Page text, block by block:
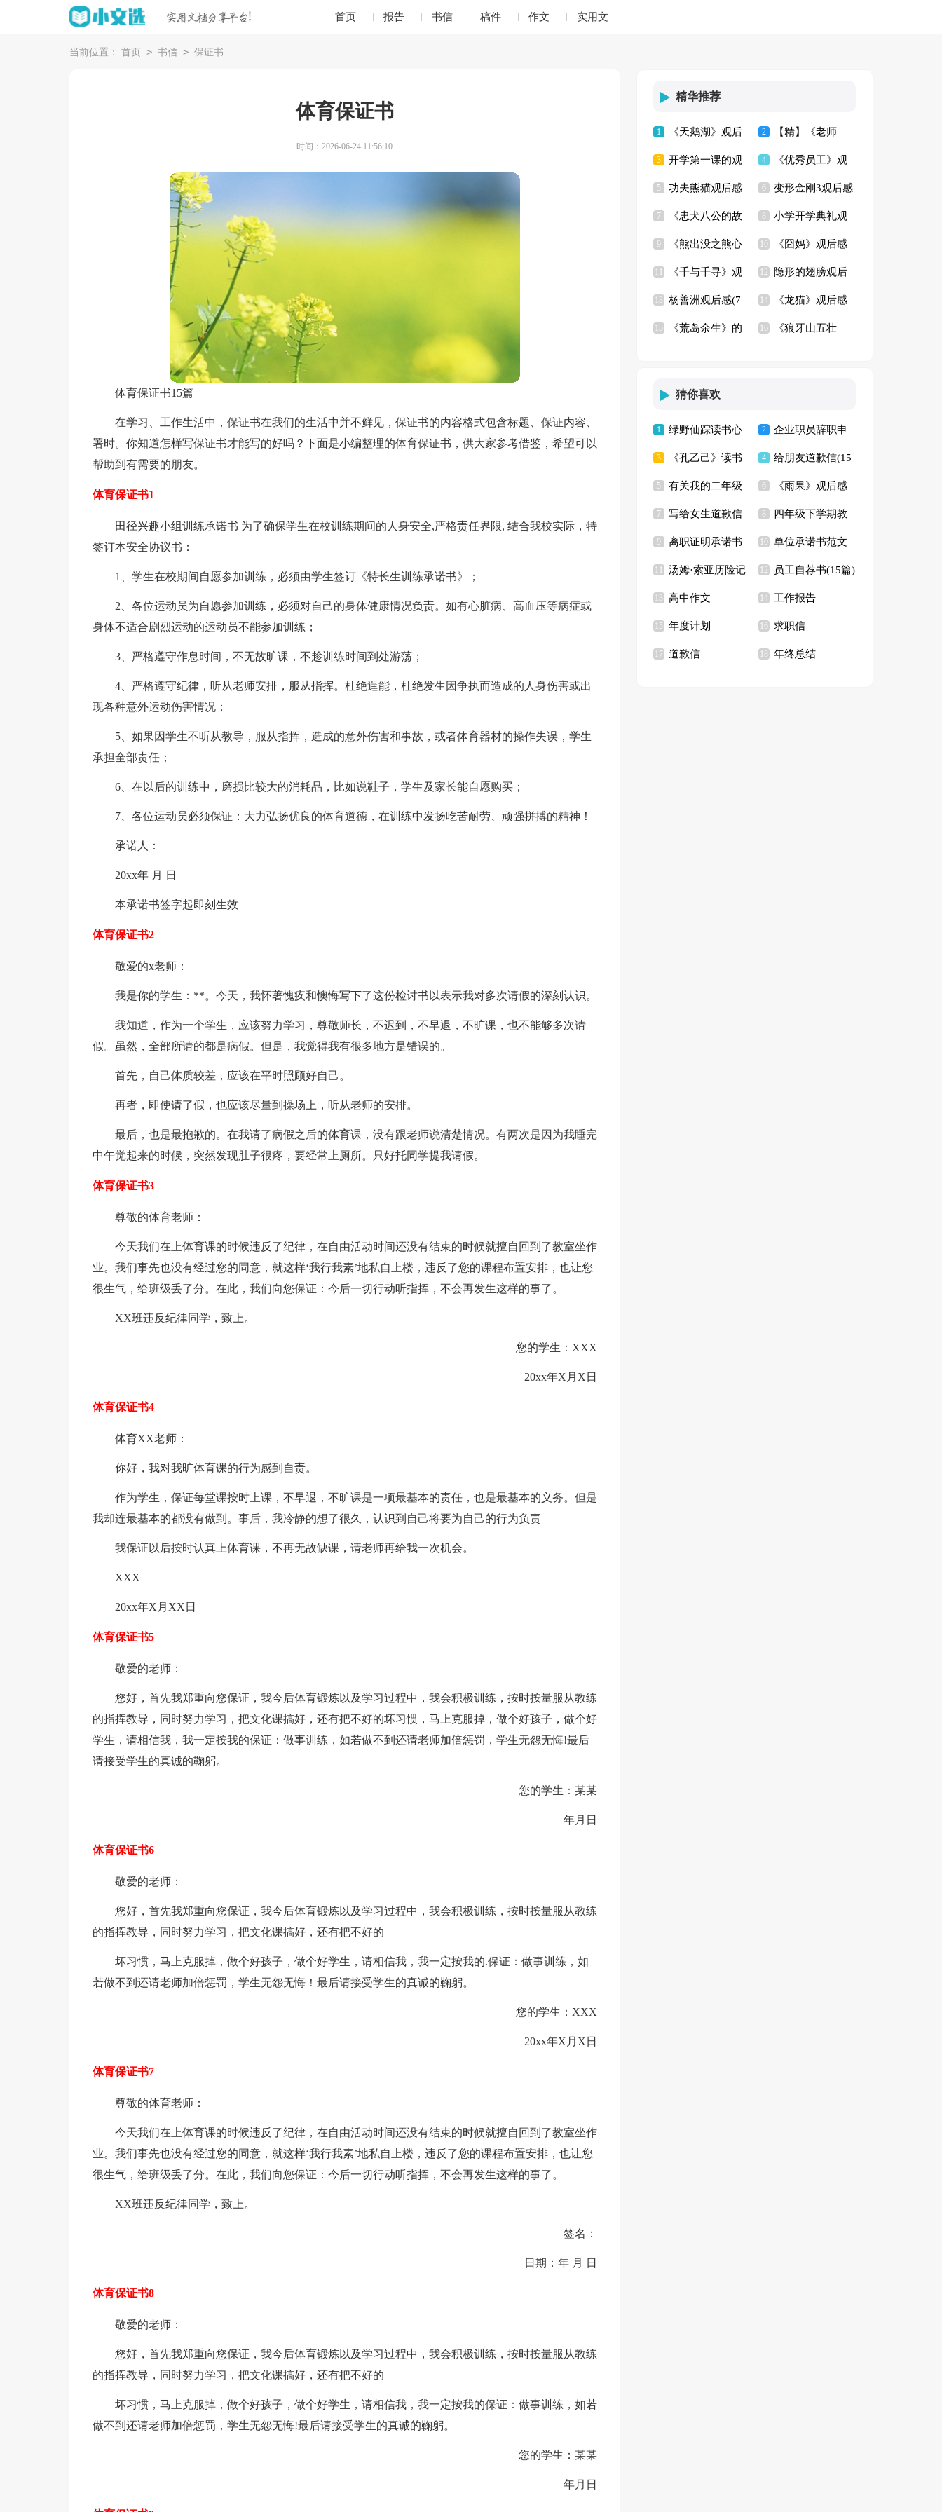
首页 报告 书信 稿件 作文 实用文
当前位置： 首页 > 书信 > 保证书
体育保证书
时间：2026-06-24 11:56:10
体育保证书15篇
在学习、工作生活中，保证书在我们的生活中并不鲜见，保证书的内容格式包含标题、保证内容、
署时。你知道怎样写保证书才能写的好吗？下面是小编整理的体育保证书，供大家参考借鉴，希望可以
帮助到有需要的朋友。
体育保证书1
田径兴趣小组训练承诺书 为了确保学生在校训练期间的人身安全,严格责任界限, 结合我校实际，特
签订本安全协议书：
1、学生在校期间自愿参加训练，必须由学生签订《特长生训练承诺书》；
2、各位运动员为自愿参加训练，必须对自己的身体健康情况负责。如有心脏病、高血压等病症或
身体不适合剧烈运动的运动员不能参加训练；
3、严格遵守作息时间，不无故旷课，不趁训练时间到处游荡；
4、严格遵守纪律，听从老师安排，服从指挥。杜绝逞能，杜绝发生因争执而造成的人身伤害或出
现各种意外运动伤害情况；
5、如果因学生不听从教导，服从指挥，造成的意外伤害和事故，或者体育器材的操作失误，学生
承担全部责任；
6、在以后的训练中，磨损比较大的消耗品，比如说鞋子，学生及家长能自愿购买；
7、各位运动员必须保证：大力弘扬优良的体育道德，在训练中发扬吃苦耐劳、顽强拼搏的精神！
承诺人：
20xx年 月 日
本承诺书签字起即刻生效
体育保证书2
敬爱的x老师：
我是你的学生：**。今天，我怀著愧疚和懊悔写下了这份检讨书以表示我对多次请假的深刻认识。
我知道，作为一个学生，应该努力学习，尊敬师长，不迟到，不早退，不旷课，也不能够多次请
假。虽然，全部所请的都是病假。但是，我觉得我有很多地方是错误的。
首先，自己体质较差，应该在平时照顾好自己。
再者，即使请了假，也应该尽量到操场上，听从老师的安排。
最后，也是最抱歉的。在我请了病假之后的体育课，没有跟老师说清楚情况。有两次是因为我睡完
中午觉起来的时候，突然发现肚子很疼，要经常上厕所。只好托同学提我请假。
体育保证书3
尊敬的体育老师：
今天我们在上体育课的时候违反了纪律，在自由活动时间还没有结束的时候就擅自回到了教室坐作
业。我们事先也没有经过您的同意，就这样‘我行我素’地私自上楼，违反了您的课程布置安排，也让您
很生气，给班级丢了分。在此，我们向您保证：今后一切行动听指挥，不会再发生这样的事了。
XX班违反纪律同学，致上。
您的学生：XXX
20xx年X月X日
体育保证书4
体育XX老师：
你好，我对我旷体育课的行为感到自责。
作为学生，保证每堂课按时上课，不早退，不旷课是一项最基本的责任，也是最基本的义务。但是
我却连最基本的都没有做到。事后，我冷静的想了很久，认识到自己将要为自己的行为负责
我保证以后按时认真上体育课，不再无故缺课，请老师再给我一次机会。
XXX
20xx年X月XX日
体育保证书5
敬爱的老师：
您好，首先我郑重向您保证，我今后体育锻炼以及学习过程中，我会积极训练，按时按量服从教练
的指挥教导，同时努力学习，把文化课搞好，还有把不好的坏习惯，马上克服掉，做个好孩子，做个好
学生，请相信我，我一定按我的保证：做事训练，如若做不到还请老师加倍惩罚，学生无怨无悔!最后
请接受学生的真诚的鞠躬。
您的学生：某某
年月日
体育保证书6
敬爱的老师：
您好，首先我郑重向您保证，我今后体育锻炼以及学习过程中，我会积极训练，按时按量服从教练
的指挥教导，同时努力学习，把文化课搞好，还有把不好的
坏习惯，马上克服掉，做个好孩子，做个好学生，请相信我，我一定按我的.保证：做事训练，如
若做不到还请老师加倍惩罚，学生无怨无悔！最后请接受学生的真诚的鞠躬。
您的学生：XXX
20xx年X月X日
体育保证书7
尊敬的体育老师：
今天我们在上体育课的时候违反了纪律，在自由活动时间还没有结束的时候就擅自回到了教室坐作
业。我们事先也没有经过您的同意，就这样‘我行我素’地私自上楼，违反了您的课程布置安排，也让您
很生气，给班级丢了分。在此，我们向您保证：今后一切行动听指挥，不会再发生这样的事了。
XX班违反纪律同学，致上。
签名：
日期：年 月 日
体育保证书8
敬爱的老师：
您好，首先我郑重向您保证，我今后体育锻炼以及学习过程中，我会积极训练，按时按量服从教练
的指挥教导，同时努力学习，把文化课搞好，还有把不好的
坏习惯，马上克服掉，做个好孩子，做个好学生，请相信我，我一定按我的保证：做事训练，如若
做不到还请老师加倍惩罚，学生无怨无悔!最后请接受学生的真诚的鞠躬。
您的学生：某某
年月日
精华推荐
1 《天鹅湖》观后
感(6篇)
2 【精】《老师
好》观后感
3 开学第一课的观
后感
4 《优秀员工》观
后感
5 功夫熊猫观后感
(精选15篇)
6 变形金刚3观后感
7 《忠犬八公的故
事》观后感15篇
8 小学开学典礼观
后感
9 《熊出没之熊心
归来》观后感
10 《囧妈》观后感
(14篇)
《千与千寻》观
后感通用15篇
12 隐形的翅膀观后
感(集锦15篇)
13 杨善洲观后感(7
篇)
14 《龙猫》观后感
(汇编15篇)
15 《荒岛余生》的 16 《狼牙山五壮
猜你喜欢
1 绿野仙踪读书心
得15篇
2 企业职员辞职申
请书15篇
3 《孔乙己》读书
心得(15篇)
4 给朋友道歉信(15
篇)
5 有关我的二年级
作文300字汇编10篇
6 《雨果》观后感
7 写给女生道歉信 8 四年级下学期教
学计划汇编5篇
9 离职证明承诺书 10 单位承诺书范文
集合5篇
汤姆·索亚历险记
读后感(集合15篇)
12 员工自荐书(15篇)
13 高中作文 14 工作报告
15 年度计划 16 求职信
17 道歉信 18 年终总结